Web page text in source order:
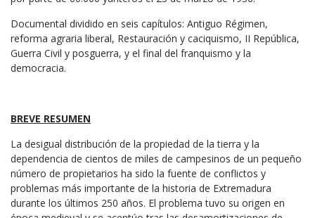
Documental dividido en seis capítulos: Antiguo Régimen,
reforma agraria liberal, Restauración y caciquismo, II República,
Guerra Civil y posguerra, y el final del franquismo y la
democracia.
BREVE RESUMEN
La desigual distribución de la propiedad de la tierra y la
dependencia de cientos de miles de campesinos de un pequeño
número de propietarios ha sido la fuente de conflictos y
problemas más importante de la historia de Extremadura
durante los últimos 250 años. El problema tuvo su origen en